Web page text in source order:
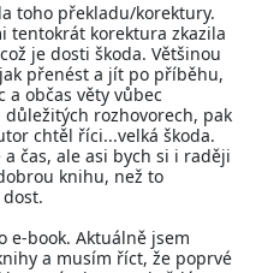
toho překladu/korektury.
tentokrát korektura zkazila
je dosti škoda. Většinou
přenést a jít po příběhu,
a občas věty vůbec
rozhovorech, pak
chtěl říci...velká škoda.
čas, ale asi bych si i raději
knihu, než to
e-book. Aktuálně jsem
a musím říct, že poprvé